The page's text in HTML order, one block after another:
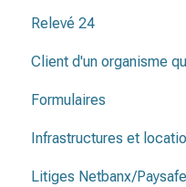
Méthodes de
Plan comptable
Relevé 24
Client d'un organisme
Relevé 24
Formulaires
Infrastructures et
Infrastructure et et
Litiges Netbanx/Paysafe